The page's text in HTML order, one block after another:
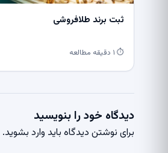
ثبت برند طلافروشی
⏱ ۱ دقیقه مطالعه
دیدگاه خود را بنویسید
برای نوشتن دیدگاه باید وارد بشوید.